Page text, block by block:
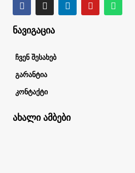
ნავიგაცია
ჩვენ შესახებ
გარანტია
კონტაქტი
ახალი ამბები